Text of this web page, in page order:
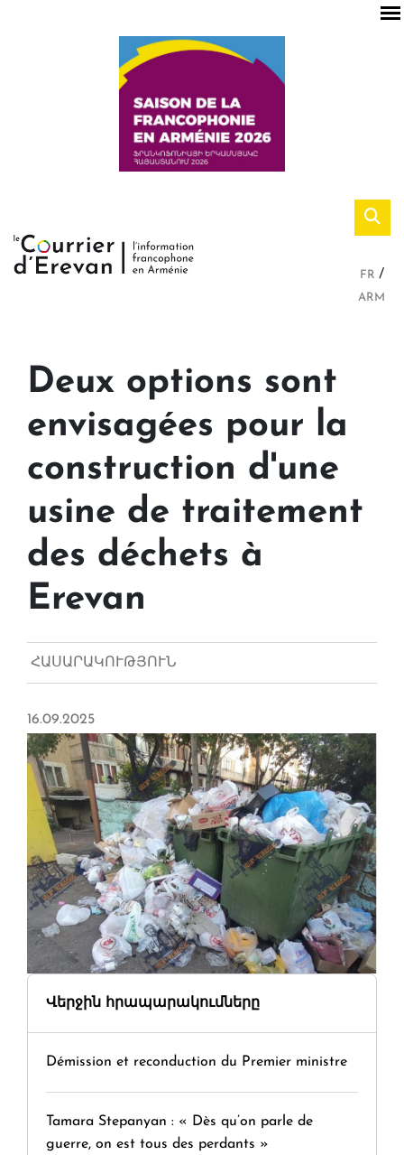
FR
ARM
Deux options sont
envisagées pour la
construction d'une
usine de traitement
des déchets à
Erevan
ՀԱՍԱՐԱԿՈՒԹՅՈՒՆ
16.09.2025
Վերջին հրապարակումները
Démission et reconduction du Premier ministre
Tamara Stepanyan : « Dès qu’on parle de
guerre, on est tous des perdants »